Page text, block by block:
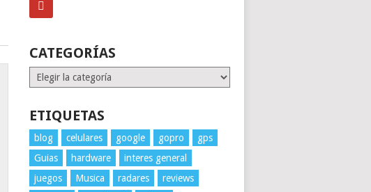
CATEGORÍAS
Categorías
ETIQUETAS
blog celulares google gopro
gps
Guias
hardware
interes general
juegos
Musica radares
reviews